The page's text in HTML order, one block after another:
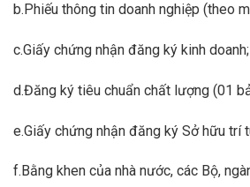
b.Phiếu thông tin doanh nghiệp (theo
c.Giấy chứng nhận đăng ký kinh doanh;
d.Đăng ký tiêu chuẩn chất lượng (01
e.Giấy chứng nhận đăng ký Sở hữu trí
f.Bằng khen của nhà nước, các Bộ,